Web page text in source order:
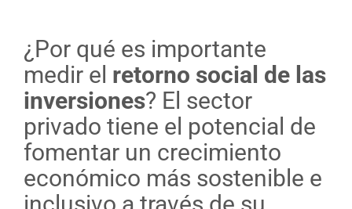
¿Por qué es importante
medir el retorno social de las
inversiones? El sector
privado tiene el potencial de
fomentar un crecimiento
económico más sostenible e